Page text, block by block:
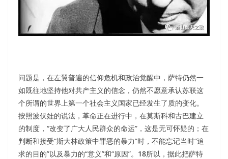
问题是，在左翼普遍的信仰危机和政治觉醒中，萨特仍然一
如既往地坚持他对共产主义的信念，仍然不愿意承认苏联这
个所谓的世界上第一个社会主义国家已经发生了质的变化。
按照波伏娃的说法，革命正在进行中，在莫斯科和古巴建立
的制度，“改变了广大人民群众的命运”，这是无可怀疑的；在
判断和接受“斯大林政策中罪恶的暴力”时，不能忘记当时“追
求的目的”以及暴力的“意义”和“原因”。 18所以，据此把萨特